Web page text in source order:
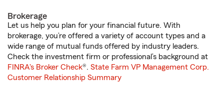
Brokerage
Let us help you plan for your financial future. With
brokerage, you’re offered a variety of account types and a
wide range of mutual funds offered by industry leaders.
Check the investment firm or professional’s background at
FINRA's Broker Check®. State Farm VP Management Corp.
Customer Relationship Summary